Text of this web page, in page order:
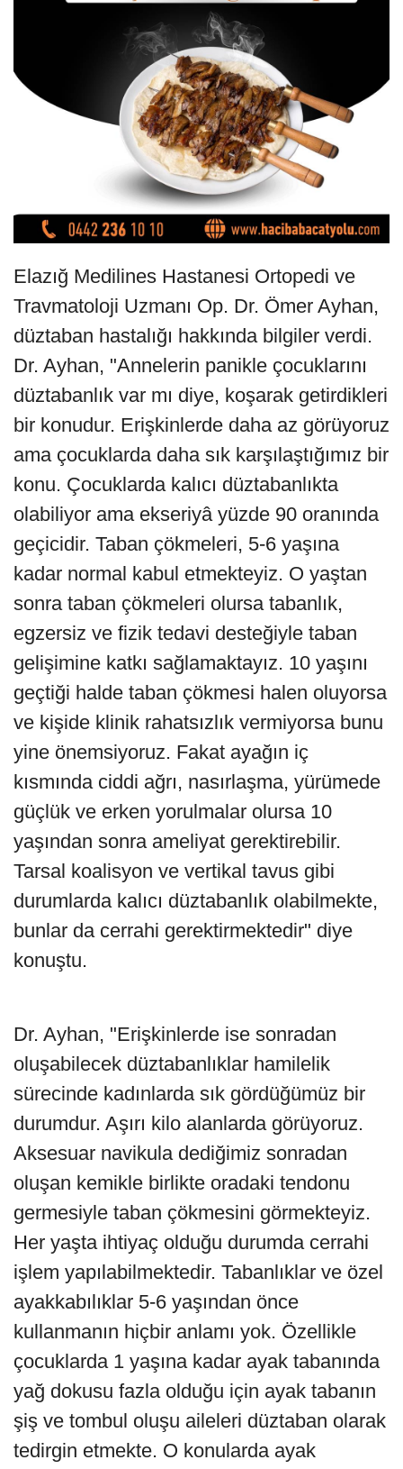
Elazığ Medilines Hastanesi Ortopedi ve
Travmatoloji Uzmanı Op. Dr. Ömer Ayhan,
düztaban hastalığı hakkında bilgiler verdi.
Dr. Ayhan, "Annelerin panikle çocuklarını
düztabanlık var mı diye, koşarak getirdikleri
bir konudur. Erişkinlerde daha az görüyoruz
ama çocuklarda daha sık karşılaştığımız bir
konu. Çocuklarda kalıcı düztabanlıkta
olabiliyor ama ekseriyâ yüzde 90 oranında
geçicidir. Taban çökmeleri, 5-6 yaşına
kadar normal kabul etmekteyiz. O yaştan
sonra taban çökmeleri olursa tabanlık,
egzersiz ve fizik tedavi desteğiyle taban
gelişimine katkı sağlamaktayız. 10 yaşını
geçtiği halde taban çökmesi halen oluyorsa
ve kişide klinik rahatsızlık vermiyorsa bunu
yine önemsiyoruz. Fakat ayağın iç
kısmında ciddi ağrı, nasırlaşma, yürümede
güçlük ve erken yorulmalar olursa 10
yaşından sonra ameliyat gerektirebilir.
Tarsal koalisyon ve vertikal tavus gibi
durumlarda kalıcı düztabanlık olabilmekte,
bunlar da cerrahi gerektirmektedir" diye
konuştu.
Dr. Ayhan, "Erişkinlerde ise sonradan
oluşabilecek düztabanlıklar hamilelik
sürecinde kadınlarda sık gördüğümüz bir
durumdur. Aşırı kilo alanlarda görüyoruz.
Aksesuar navikula dediğimiz sonradan
oluşan kemikle birlikte oradaki tendonu
germesiyle taban çökmesini görmekteyiz.
Her yaşta ihtiyaç olduğu durumda cerrahi
işlem yapılabilmektedir. Tabanlıklar ve özel
ayakkabılıklar 5-6 yaşından önce
kullanmanın hiçbir anlamı yok. Özellikle
çocuklarda 1 yaşına kadar ayak tabanında
yağ dokusu fazla olduğu için ayak tabanın
şiş ve tombul oluşu aileleri düztaban olarak
tedirgin etmekte. O konularda ayak